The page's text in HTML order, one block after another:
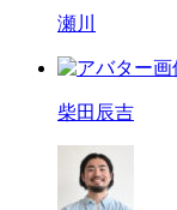
瀬川
柴田辰吉